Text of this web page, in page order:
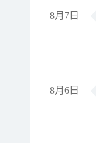
8月7日
8月6日